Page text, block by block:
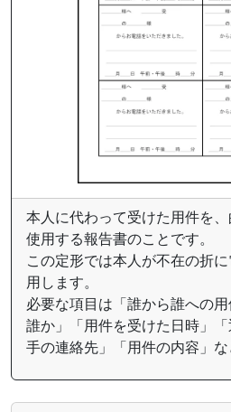
本人に代わって受けた用件を
使用する報告書のことです。
この定形では本人が不在の折
用します。
必要な項目は「誰から誰への
誰か」「用件を受けた日時」
手の連絡先」「用件の内容」な